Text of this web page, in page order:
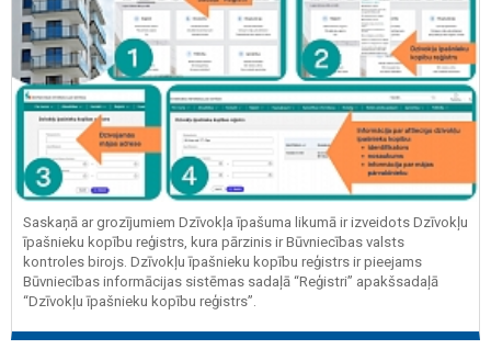
Saskaņā ar grozījumiem Dzīvokļa īpašuma likumā ir izveidots Dzīvokļu
īpašnieku kopību reģistrs, kura pārzinis ir Būvniecības valsts
kontroles birojs. Dzīvokļu īpašnieku kopību reģistrs ir pieejams
Būvniecības informācijas sistēmas sadaļā “Reģistri” apakšsadaļā
“Dzīvokļu īpašnieku kopību reģistrs”.